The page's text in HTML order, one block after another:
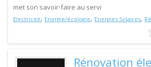
met son savoir-faire au servi
Electricité, Energie/écologie, Energies Solaires,
Rénovation